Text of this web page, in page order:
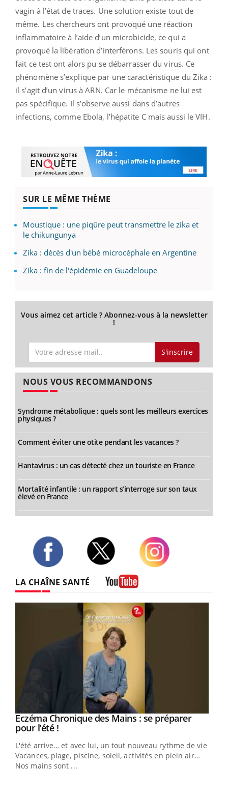
vagin à l’état de traces. Une solution existe tout de
même. Les chercheurs ont provoqué une réaction
inflammatoire à l’aide d’un microbicide, ce qui a
provoqué la libération d’interférons. Les souris qui ont
fait ce test ont alors pu se débarrasser du virus. Ce
phénomène s’explique par une caractéristique du Zika :
il s’agit d’un virus à ARN. Car le mécanisme ne lui est
pas spécifique. Il s’observe aussi dans d’autres
infections, comme Ebola, l’hépatite C mais aussi le VIH.
SUR LE MÊME THÈME
Moustique : une piqûre peut transmettre le zika et
le chikungunya
Zika : décès d'un bébé microcéphale en Argentine
Zika : fin de l'épidémie en Guadeloupe
Vous aimez cet article ? Abonnez-vous à la newsletter
!
S'inscrire
NOUS VOUS RECOMMANDONS
Syndrome métabolique : quels sont les meilleurs exercices
physiques ?
Comment éviter une otite pendant les vacances ?
Hantavirus : un cas détecté chez un touriste en France
Mortalité infantile : un rapport s’interroge sur son taux
élevé en France
LA CHAÎNE SANTÉ
Youtube
Eczéma Chronique des Mains : se préparer
pour l’été !Youtube
L'été arrive… et avec lui, un tout nouveau rythme de vie !
Vacances, plage, piscine, soleil, activités en plein air…
Nos mains sont ...